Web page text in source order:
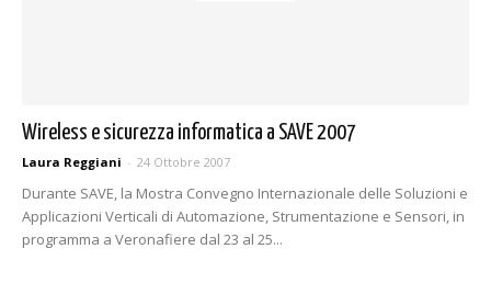
Wireless e sicurezza informatica a SAVE 2007
Laura Reggiani - 24 Ottobre 2007
Durante SAVE, la Mostra Convegno Internazionale delle Soluzioni e
Applicazioni Verticali di Automazione, Strumentazione e Sensori, in
programma a Veronafiere dal 23 al 25...